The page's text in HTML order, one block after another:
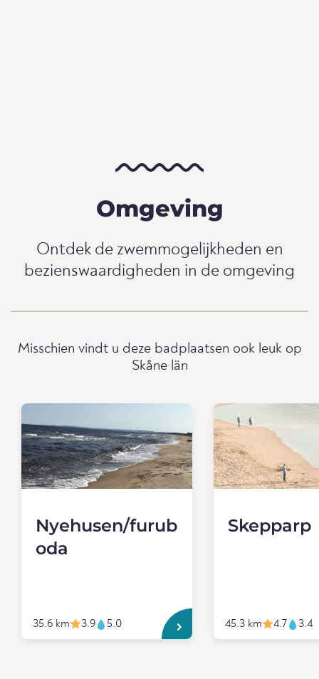
Omgeving
Ontdek de zwemmogelijkheden en
bezienswaardigheden in de omgeving
Misschien vindt u deze badplaatsen ook leuk op
Skåne län
Nyehusen/furub
oda
35.6 km 3.9 5.0
Skepparp
45.3 km 4.7 3.4